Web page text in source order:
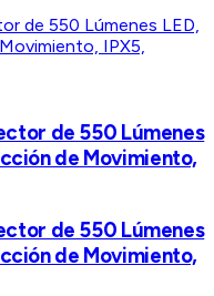
de 550 Lúmenes
de Movimiento,
de 550 Lúmenes
de Movimiento,